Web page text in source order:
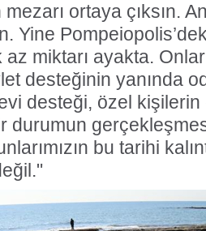
mezarı ortaya çıksın.
Yine
miktarı ayakta.
desteğinin yanında
desteği, özel
durumun
bu tarihi